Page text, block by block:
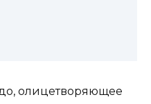
олицетворяющее